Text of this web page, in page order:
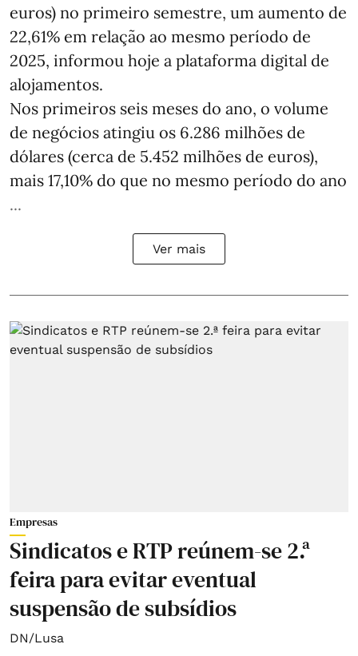
euros) no primeiro semestre, um aumento de
22,61% em relação ao mesmo período de
2025, informou hoje a plataforma digital de
alojamentos.
Nos primeiros seis meses do ano, o volume
de negócios atingiu os 6.286 milhões de
dólares (cerca de 5.452 milhões de euros),
mais 17,10% do que no mesmo período do ano
...
Ver mais
Empresas
Sindicatos e RTP reúnem-se 2.ª
feira para evitar eventual
suspensão de subsídios
DN/Lusa